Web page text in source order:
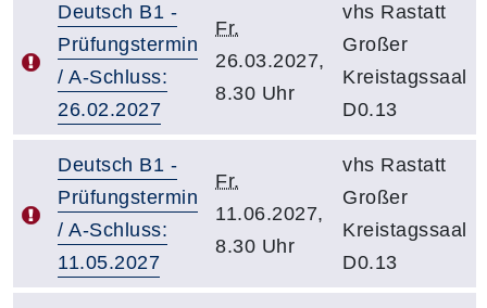
Deutsch B1 -
Prüfungstermin
/ A-Schluss:
26.02.2027
Fr.
26.03.2027,
8.30 Uhr
vhs Rastatt
Großer
Kreistagssaal
D0.13
Deutsch B1 -
Prüfungstermin
/ A-Schluss:
11.05.2027
Fr.
11.06.2027,
8.30 Uhr
vhs Rastatt
Großer
Kreistagssaal
D0.13